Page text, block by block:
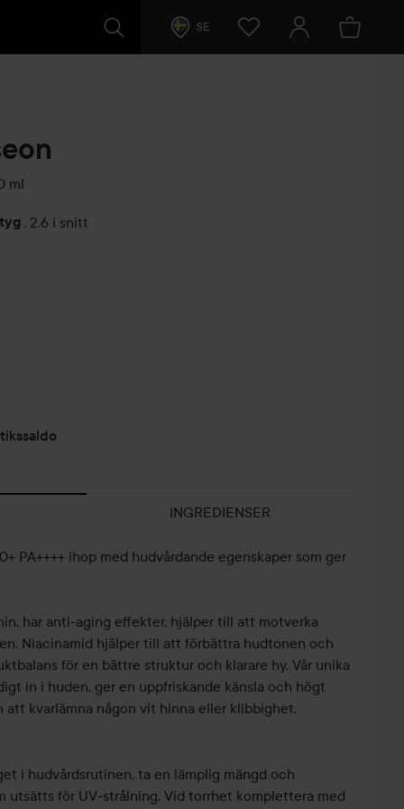
SE
ml
, 2.6 i snitt
INGREDIENSER
PA++++ ihop med hudvårdande egenskaper som ger
har anti-aging effekter, hjälper till att motverka
Niacinamid hjälper till att förbättra hudtonen och
för en bättre struktur och klarare hy. Vår unika
in i huden, ger en uppfriskande känsla och högt
att kvarlämna någon vit hinna eller klibbighet.
i hudvårdsrutinen, ta en lämplig mängd och
utsätts för UV-strålning. Vid torrhet komplettera med